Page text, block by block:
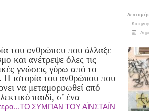
του ανθρώπου που άλλαξε
και ανέτρεψε όλες τις
γνώσεις γύρω από το
Η ιστορία του ανθρώπου που
να μεταμορφωθεί από
παιδί, σ’ ένα
ΣΥΜΠΑΝ ΤΟΥ ΑΪΝΣΤΑΪΝ